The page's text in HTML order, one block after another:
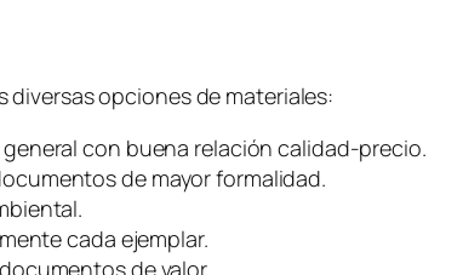
diversas opciones de materiales:
con buena relación calidad-precio.
de mayor formalidad.
cada ejemplar.
de valor.